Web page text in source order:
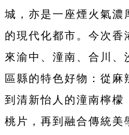
城，亦是一座煙火氣濃
的現代化都市。今次香
來渝中、潼南、合川、
區縣的特色好物：從麻
到清新怡人的潼南檸檬
桃片，再到融合傳統美